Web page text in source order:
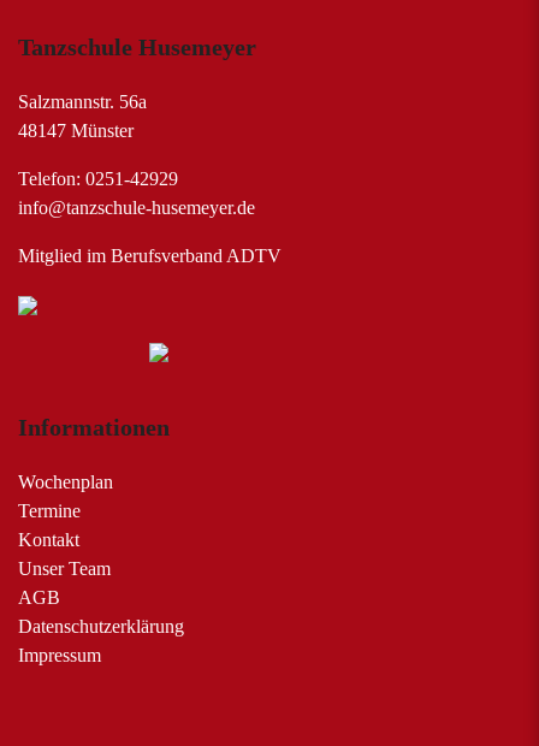
Tanzschule Husemeyer
Salzmannstr. 56a
48147 Münster
Telefon: 0251-42929
info@tanzschule-husemeyer.de
Mitglied im Berufsverband ADTV
Informationen
Wochenplan
Termine
Kontakt
Unser Team
AGB
Datenschutzerklärung
Impressum